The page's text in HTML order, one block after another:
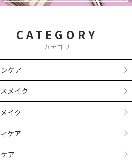
CATEGORY
カテゴリ
ケア
メイク
イク
ケア
ア